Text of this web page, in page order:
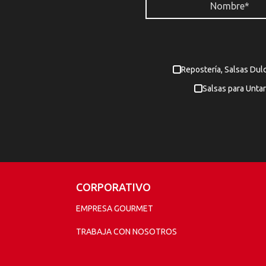
Repostería, Salsas
Salsas para
CORPORATIVO
EMPRESA GOURMET
TRABAJA CON NOSOTROS